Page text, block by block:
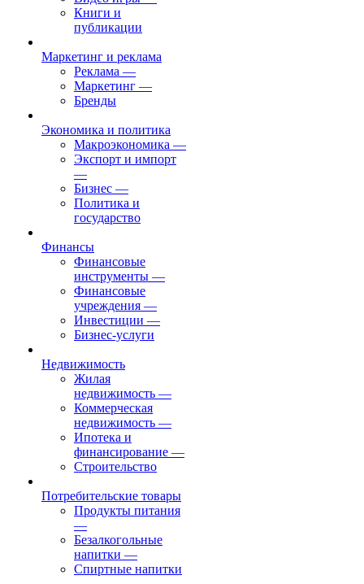
Книги и
публикации
Маркетинг и реклама
Реклама —
Маркетинг —
Бренды
Экономика и политика
Макроэкономика —
Экспорт и импорт
—
Бизнес —
Политика и
государство
Финансы
Финансовые
инструменты —
Финансовые
учреждения —
Инвестиции —
Бизнес-услуги
Недвижимость
Жилая
недвижимость —
Коммерческая
недвижимость —
Ипотека и
финансирование —
Строительство
Потребительские товары
Продукты питания
—
Безалкогольные
напитки —
Спиртные напитки